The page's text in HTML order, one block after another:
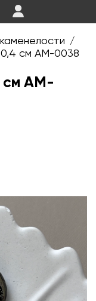
/
см AM-0038
см AM-